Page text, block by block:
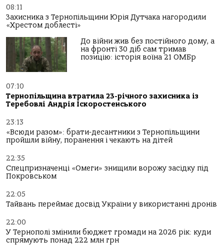
08:11
Захисника з Тернопільщини Юрія Дутчака нагородили
«Хрестом доблесті»
До війни жив без постійного дому, а
на фронті 30 діб сам тримав
позицію: історія воїна 21 ОМБр
07:10
Тернопільщина втратила 23-річного захисника із
Теребовлі Андрія Іскоростенського
23:13
«Всюди разом»: брати-десантники з Тернопільщини
пройшли війну, поранення і чекають на дітей
22:35
Спецпризначенці «Омеги» знищили ворожу засідку під
Покровськом
22:05
Тайвань переймає досвід України у використанні дронів
22:00
У Тернополі змінили бюджет громади на 2026 рік: куди
спрямують понад 222 млн грн